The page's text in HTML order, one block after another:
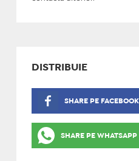
DISTRIBUIE
SHARE PE FACEBOOK
SHARE PE WHATSAPP